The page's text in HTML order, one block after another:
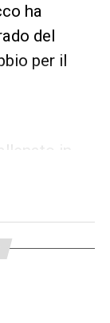
ha
del
per il
in
CRAI Sport